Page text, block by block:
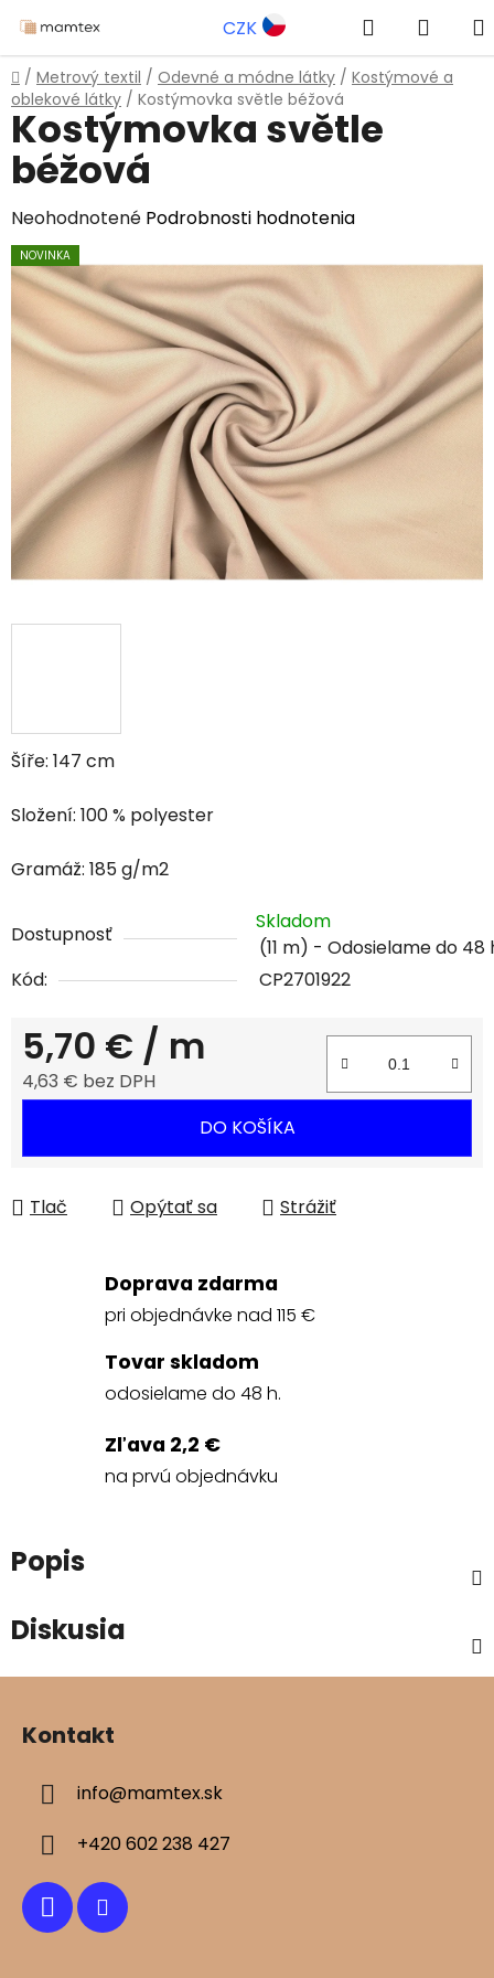
na
obsah
CZK Hľadať
KOŠÍK
Domov
/ Metrový textil / Odevné a módne látky / Kostýmové a
oblekové látky / Kostýmovka světle béžová
Šíře: 147 cm
Složení: 100 % polyester
Gramáž: 185 g/m2
Dostupnosť
Skladom
(11 m)
Kód:
CP2701922
5,70 € / m
4,63 € bez DPH
DO KOŠÍKA
Tlač Opýtať sa Strážiť
Kostýmovka světle
béžová
Priemerné
hodnotenie
produktu
je
0,0
Neohodnotené Podrobnosti hodnotenia
NOVINKA
Doprava zdarma
pri objednávke nad 115 €
Tovar skladom
odosielame do 48 h.
Zľava 2,2 €
na prvú objednávku
Popis
Diskusia
Kontakt
info@mamtex.sk
+420 602 238 427